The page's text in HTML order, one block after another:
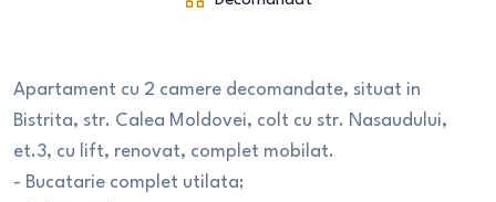
Apartament cu 2 camere decomandate, situat in
Bistrita, str. Calea Moldovei, colt cu str. Nasaudului,
et.3, cu lift, renovat, complet mobilat.
- Bucatarie complet utilata;